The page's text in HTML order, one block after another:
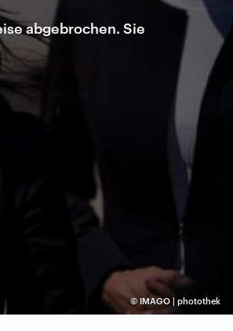
© IMAGO | photothek
abgebrochen. Sie